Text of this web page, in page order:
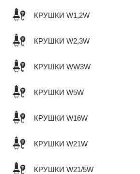
КРУШКИ W1,2W
КРУШКИ W2,3W
КРУШКИ WW3W
КРУШКИ W5W
КРУШКИ W16W
КРУШКИ W21W
КРУШКИ W21/5W